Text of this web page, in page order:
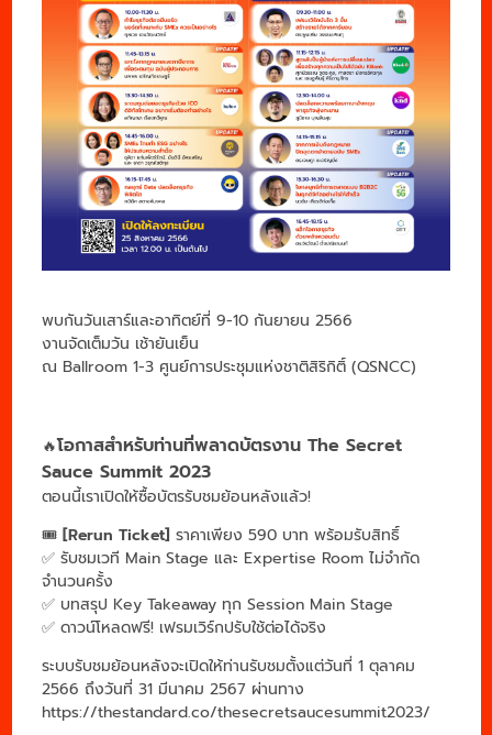
พบกันวันเสาร์และอาทิตย์ที่ 9-10 กันยายน 2566
งานจัดเต็มวัน เช้ายันเย็น
ณ Ballroom 1-3 ศูนย์การประชุมแห่งชาติสิริกิติ์ (QSNCC)
🔥โอกาสสำหรับท่านที่พลาดบัตรงาน The Secret
Sauce Summit 2023
ตอนนี้เราเปิดให้ซื้อบัตรรับชมย้อนหลังแล้ว!
🎟️[Rerun Ticket]ราคาเพียง 590 บาทพร้อมรับสิทธิ์
✅ รับชมเวที Main Stage และ Expertise Room ไม่จำกัด
จำนวนครั้ง
✅ บทสรุป Key Takeaway ทุก Session Main Stage
✅ ดาวน์โหลดฟรี! เฟรมเวิร์กปรับใช้ต่อได้จริง
ระบบรับชมย้อนหลังจะเปิดให้ท่านรับชมตั้งแต่วันที่ 1 ตุลาคม
2566 ถึงวันที่ 31 มีนาคม 2567 ผ่านทาง
https://thestandard.co/thesecretsaucesummit2023/